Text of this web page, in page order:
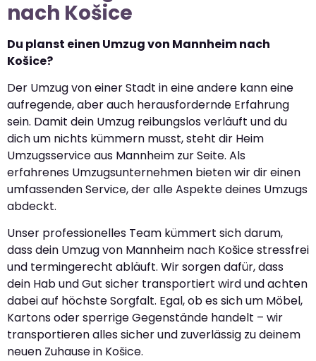
nach Košice
Du planst einen Umzug von Mannheim nach
Košice?
Der Umzug von einer Stadt in eine andere kann eine
aufregende, aber auch herausfordernde Erfahrung
sein. Damit dein Umzug reibungslos verläuft und du
dich um nichts kümmern musst, steht dir Heim
Umzugsservice aus Mannheim zur Seite. Als
erfahrenes Umzugsunternehmen bieten wir dir einen
umfassenden Service, der alle Aspekte deines Umzugs
abdeckt.
Unser professionelles Team kümmert sich darum,
dass dein Umzug von Mannheim nach Košice stressfrei
und termingerecht abläuft. Wir sorgen dafür, dass
dein Hab und Gut sicher transportiert wird und achten
dabei auf höchste Sorgfalt. Egal, ob es sich um Möbel,
Kartons oder sperrige Gegenstände handelt – wir
transportieren alles sicher und zuverlässig zu deinem
neuen Zuhause in Košice.